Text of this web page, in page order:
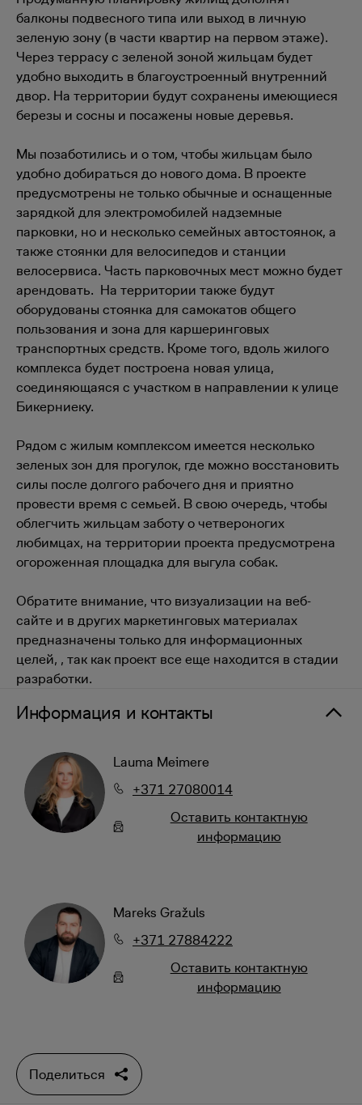
балконы подвесного типа или выход в личную
зеленую зону (в части квартир на первом этаже).
Через террасу с зеленой зоной жильцам будет
удобно выходить в благоустроенный внутренний
двор. На территории будут сохранены имеющиеся
березы и сосны и посажены новые деревья.
Мы позаботились и о том, чтобы жильцам было
удобно добираться до нового дома. В проекте
предусмотрены не только обычные и оснащенные
зарядкой для электромобилей надземные
парковки, но и несколько семейных автостоянок, а
также стоянки для велосипедов и станции
велосервиса. Часть парковочных мест можно будет
арендовать. На территории также будут
оборудованы стоянка для самокатов общего
пользования и зона для каршеринговых
транспортных средств. Кроме того, вдоль жилого
комплекса будет построена новая улица,
соединяющаяся с участком в направлении к улице
Бикерниеку.
Рядом с жилым комплексом имеется несколько
зеленых зон для прогулок, где можно восстановить
силы после долгого рабочего дня и приятно
провести время с семьей. В свою очередь, чтобы
облегчить жильцам заботу о четвероногих
любимцах, на территории проекта предусмотрена
огороженная площадка для выгула собак.
Обратите внимание, что визуализации на веб-
сайте и в других маркетинговых материалах
предназначены только для информационных
целей, , так как проект все еще находится в стадии
разработки.
Информация и контакты
Lauma Meimere
+371 27080014
Oставить контактную
информацию
Mareks Gražuls
+371 27884222
Oставить контактную
информацию
Поделиться